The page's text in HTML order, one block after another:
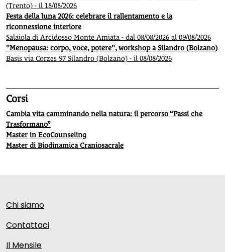
(Trento) - il 18/08/2026
Festa della luna 2026: celebrare il rallentamento e la
riconnessione interiore
Salaiola di Arcidosso Monte Amiata - dal 08/08/2026 al 09/08/2026
"Menopausa: corpo, voce, potere", workshop a Silandro (Bolzano)
Basis via Corzes 97 Silandro (Bolzano) - il 08/08/2026
Corsi
Cambia vita camminando nella natura: il percorso “Passi che
Trasformano”
Master in EcoCounseling
Master di Biodinamica Craniosacrale
Chi siamo
Contattaci
Il Mensile